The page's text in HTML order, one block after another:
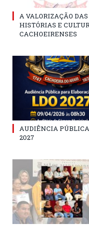
A VALORIZAÇÃO DAS
HISTÓRIAS E
CACHOEIRENSES
AUDIÊNCIA
2027